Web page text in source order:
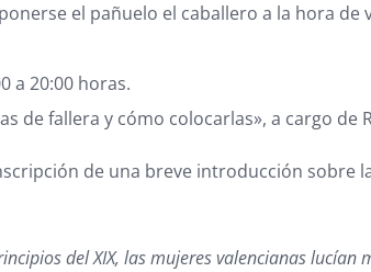
el pañuelo el caballero a la hora
a 20:00 horas.
de fallera y cómo colocarlas», a cargo de
de una breve introducción sobre
del XIX, las mujeres valencianas